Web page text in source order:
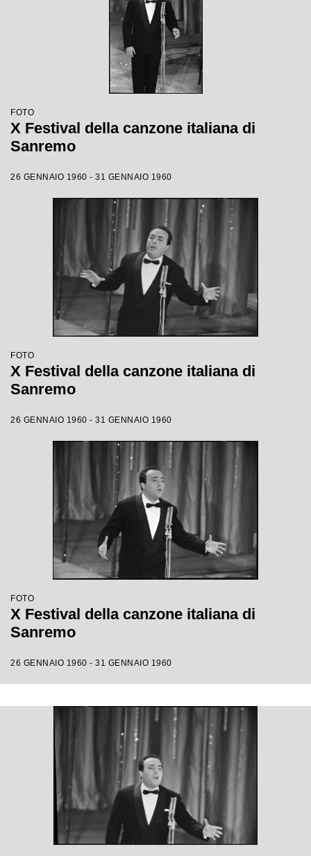
FOTO
X Festival della canzone italiana di
Sanremo
26 GENNAIO 1960 - 31 GENNAIO 1960
FOTO
X Festival della canzone italiana di
Sanremo
26 GENNAIO 1960 - 31 GENNAIO 1960
FOTO
X Festival della canzone italiana di
Sanremo
26 GENNAIO 1960 - 31 GENNAIO 1960